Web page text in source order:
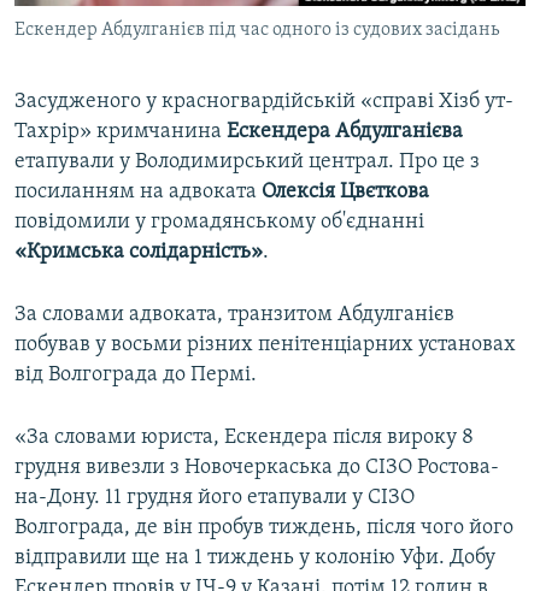
Ескендер Абдулганієв під час одного із судових засідань
Засудженого у красногвардійській «справі Хізб ут-
Тахрір» кримчанина Ескендера Абдулганієва
етапували у Володимирський централ. Про це з
посиланням на адвоката Олексія Цвєткова
повідомили у громадянському об'єднанні
«Кримська солідарність».
За словами адвоката, транзитом Абдулганієв
побував у восьми різних пенітенціарних установах
від Волгограда до Пермі.
«За словами юриста, Ескендера після вироку 8
грудня вивезли з Новочеркаська до СІЗО Ростова-
на-Дону. 11 грудня його етапували у СІЗО
Волгограда, де він пробув тиждень, після чого його
відправили ще на 1 тиждень у колонію Уфи. Добу